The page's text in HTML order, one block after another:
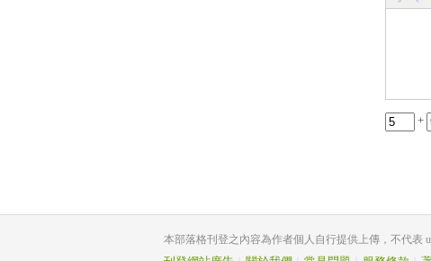
+
本部落格刊登之內容為作者個人自行提供上傳，不代表